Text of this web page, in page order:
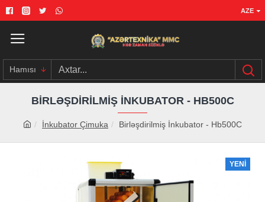
AZE
Hamısı
İnkubator Çimuka Birləşdirilmiş İnkubator - Hb500C
BIRLƏŞDIRILMIŞ İNKUBATOR - HB500C
YENI